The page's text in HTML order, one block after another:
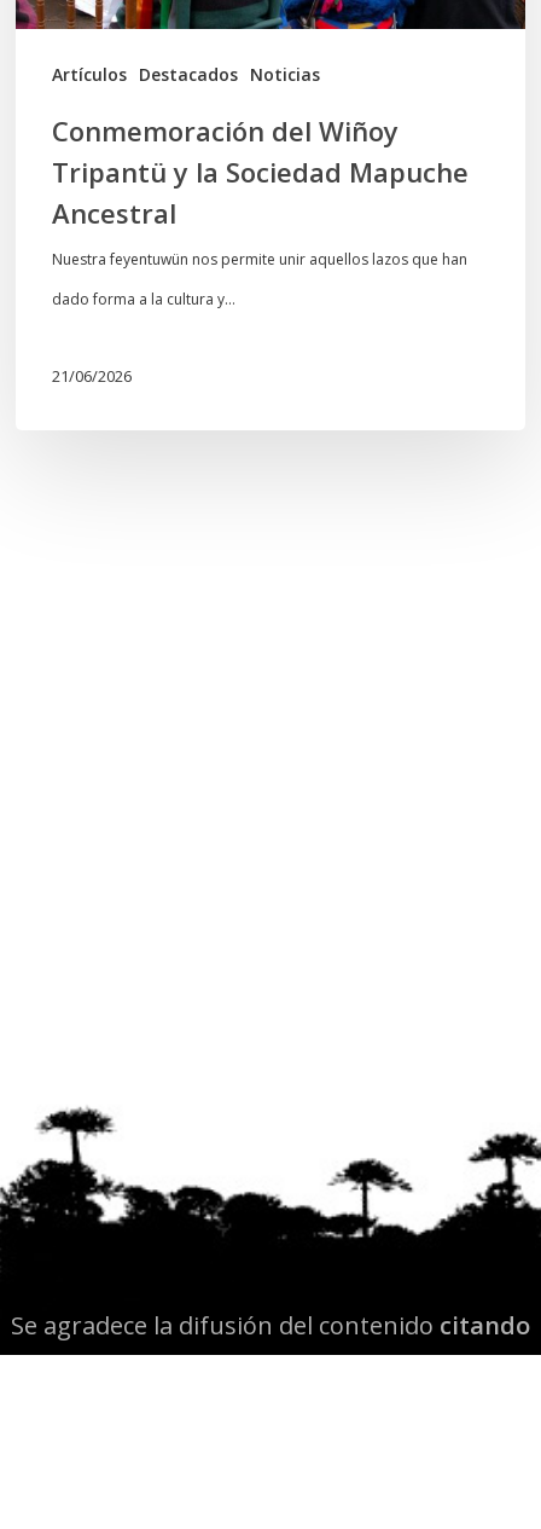
Artículos Destacados Noticias
Ancestral
Conmemoración del Wiñoy
Tripantü y la Sociedad Mapuche
Ancestral
Nuestra feyentuwün nos permite unir aquellos lazos que han
dado forma a la cultura y…
21/06/2026
Se agradece la difusión del contenido citando
la fuente www.mapuexpress.org